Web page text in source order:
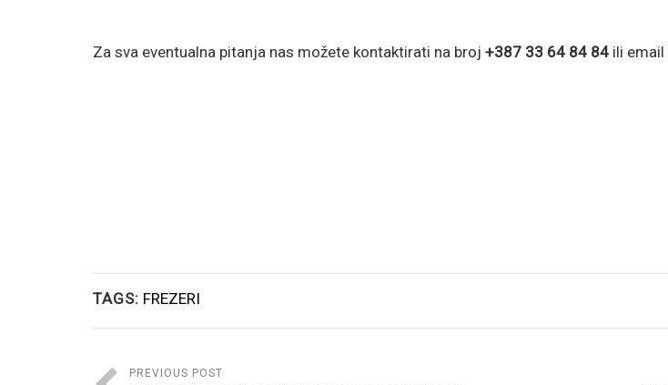
Za sva eventualna pitanja nas možete kontaktirati na broj +387 33 64 84 84 ili email
TAGS: FREZERI
PREVIOUS POST